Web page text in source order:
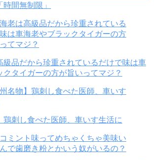
間無制限」
級品だから珍重されているだけで味は車
クタイガーの方が旨いってマジ？
鶏刺し食べた医師、車いす生活に